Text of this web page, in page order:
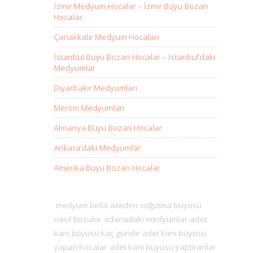
İzmir Medyum Hocalar – İzmir Büyü Bozan
Hocalar
Çanakkale Medyum Hocaları
İstanbul Büyü Bozan Hocalar – İstanbul’daki
Medyumlar
Diyarbakır Medyumları
Mersin Medyumları
Almanya Büyü Bozan Hocalar
Ankara’daki Medyumlar
Amerika Büyü Bozan Hocalar
medyum bella aileden soğutma büyüsü
nasıl bozulur adanadaki medyumlar adet
kanı büyüsü kaç günde adet kanı büyüsü
yapan hocalar adet kanı büyüsü yaptıranlar